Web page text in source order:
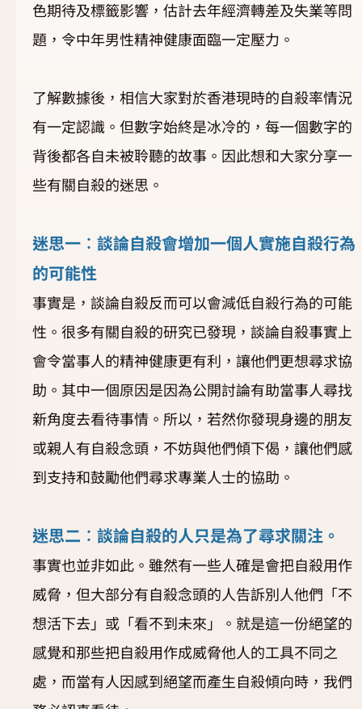
色期待及標籤影響，估計去年經濟轉差及失業等問
題，令中年男性精神健康面臨一定壓力。
了解數據後，相信大家對於香港現時的自殺率情況
有一定認識。但數字始終是冰冷的，每一個數字的
背後都各自未被聆聽的故事。因此想和大家分享一
些有關自殺的迷思。
迷思一︰談論自殺會增加一個人實施自殺行為
的可能性
事實是，談論自殺反而可以會減低自殺行為的可能
性。很多有關自殺的研究已發現，談論自殺事實上
會令當事人的精神健康更有利，讓他們更想尋求協
助。其中一個原因是因為公開討論有助當事人尋找
新角度去看待事情。所以，若然你發現身邊的朋友
或親人有自殺念頭，不妨與他們傾下偈，讓他們感
到支持和鼓勵他們尋求專業人士的協助。
迷思二︰談論自殺的人只是為了尋求關注。
事實也並非如此。雖然有一些人確是會把自殺用作
威脅，但大部分有自殺念頭的人告訴別人他們「不
想活下去」或「看不到未來」。就是這一份絕望的
感覺和那些把自殺用作成威脅他人的工具不同之
處，而當有人因感到絕望而產生自殺傾向時，我們